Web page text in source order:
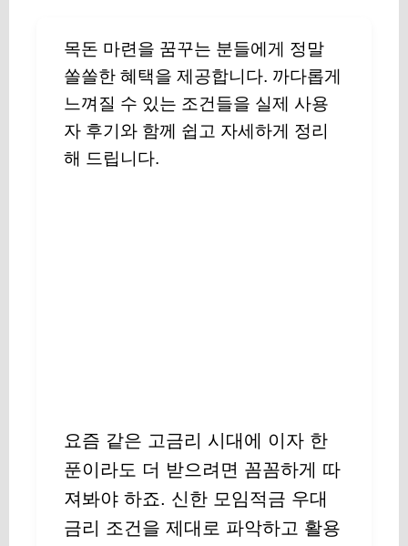
목돈 마련을 꿈꾸는 분들에게 정말
쏠쏠한 혜택을 제공합니다. 까다롭게
느껴질 수 있는 조건들을 실제 사용
자 후기와 함께 쉽고 자세하게 정리
해 드립니다.
요즘 같은 고금리 시대에 이자 한
푼이라도 더 받으려면 꼼꼼하게 따
져봐야 하죠. 신한 모임적금 우대
금리 조건을 제대로 파악하고 활용